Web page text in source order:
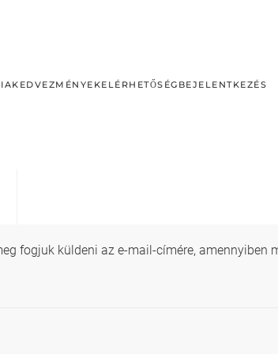
KEDVEZMÉNYEKELÉRHETŐSÉG BEJELENTKEZÉS
fogjuk küldeni az e-mail-címére, amennyiben